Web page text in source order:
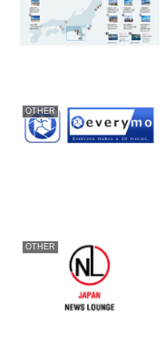
OTHER
OTHER